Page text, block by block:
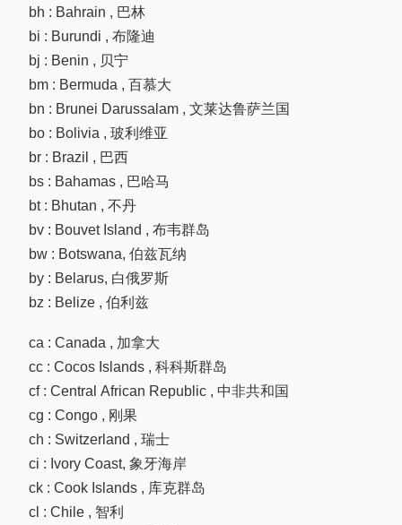
bh : Bahrain , 巴林
bi : Burundi , 布隆迪
bj : Benin , 贝宁
bm : Bermuda , 百慕大
bn : Brunei Darussalam , 文莱达鲁萨兰国
bo : Bolivia , 玻利维亚
br : Brazil , 巴西
bs : Bahamas , 巴哈马
bt : Bhutan , 不丹
bv : Bouvet Island , 布韦群岛
bw : Botswana, 伯兹瓦纳
by : Belarus, 白俄罗斯
bz : Belize , 伯利兹
ca : Canada , 加拿大
cc : Cocos Islands , 科科斯群岛
cf : Central African Republic , 中非共和国
cg : Congo , 刚果
ch : Switzerland , 瑞士
ci : Ivory Coast, 象牙海岸
ck : Cook Islands , 库克群岛
cl : Chile , 智利